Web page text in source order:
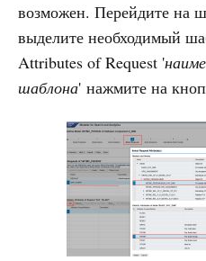
возможен. Перейдите на
выделите необходимый
Attributes of Request '
шаблона' нажмите на